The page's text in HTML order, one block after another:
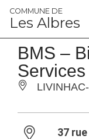
Panneau de
COMMUNE DE
Les Albres
BMS –
Services
37